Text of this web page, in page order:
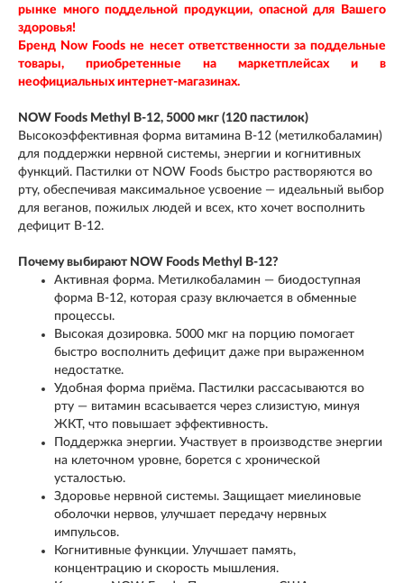
рынке много поддельной продукции, опасной для Вашего
здоровья!
Бренд Now Foods не несет ответственности за поддельные
товары, приобретенные на маркетплейсах и в
неофициальных интернет-магазинах.
NOW Foods Methyl B-12, 5000 мкг (120 пастилок)
Высокоэффективная форма витамина B-12 (метилкобаламин)
для поддержки нервной системы, энергии и когнитивных
функций. Пастилки от NOW Foods быстро растворяются во
рту, обеспечивая максимальное усвоение — идеальный выбор
для веганов, пожилых людей и всех, кто хочет восполнить
дефицит B-12.
Почему выбирают NOW Foods Methyl B-12?
Активная форма. Метилкобаламин — биодоступная
форма B-12, которая сразу включается в обменные
процессы.
Высокая дозировка. 5000 мкг на порцию помогает
быстро восполнить дефицит даже при выраженном
недостатке.
Удобная форма приёма. Пастилки рассасываются во
рту — витамин всасывается через слизистую, минуя
ЖКТ, что повышает эффективность.
Поддержка энергии. Участвует в производстве энергии
на клеточном уровне, борется с хронической
усталостью.
Здоровье нервной системы. Защищает миелиновые
оболочки нервов, улучшает передачу нервных
импульсов.
Когнитивные функции. Улучшает память,
концентрацию и скорость мышления.